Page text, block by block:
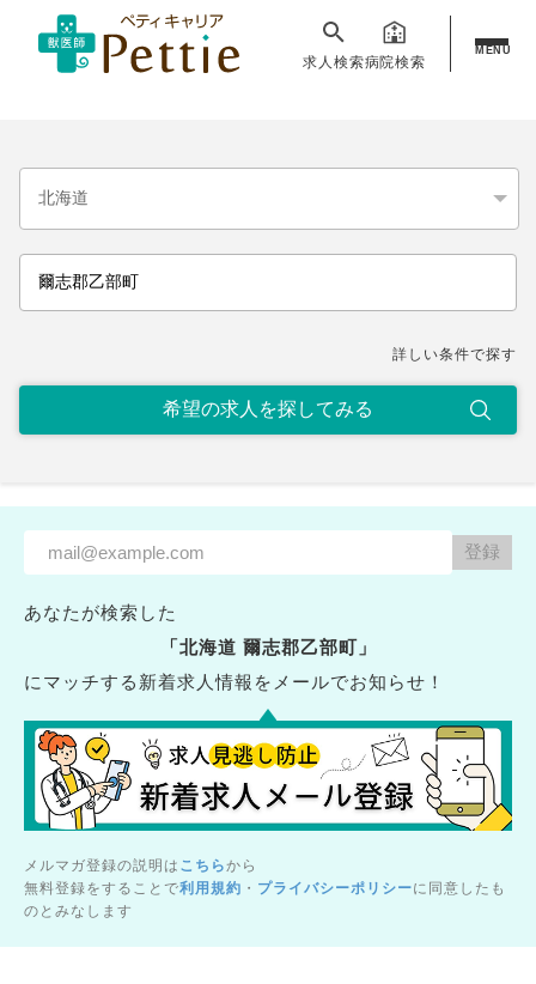
求人検索病院検索
MENU
詳しい条件で探す
あなたが検索した
「北海道 爾志郡乙部町」
にマッチする新着求人情報をメールでお知らせ！
メルマガ登録の説明は こちらから
無料登録をすることで利用規約 ・ プライバシーポリシーに同意したも
のとみなします